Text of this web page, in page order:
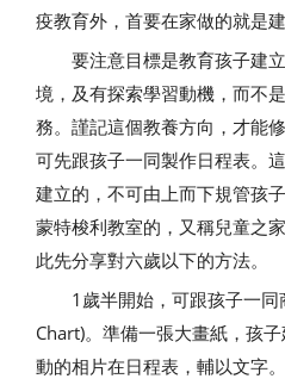
疫教育外，首要在家做的就是
要注意目標是教育孩子建立
境，及有探索學習動機，而不
務。謹記這個教養方向，才能修
可先跟孩子一同製作日程表。
建立的，不可由上而下規管孩
蒙特梭利教室的，又稱兒童之
此先分享對六歲以下的方法。
1歲半開始，可跟孩子一同
Chart)。準備一張大畫紙，孩
動的相片在日程表，輔以文字